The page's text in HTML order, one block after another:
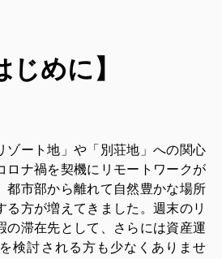
じめに】
ゾート地」や「別荘地」への関心
ロナ禍を契機にリモートワークが
都市部から離れて自然豊かな場所
る方が増えてきました。週末のリ
の滞在先として、さらには資産運
検討される方も少なくありませ